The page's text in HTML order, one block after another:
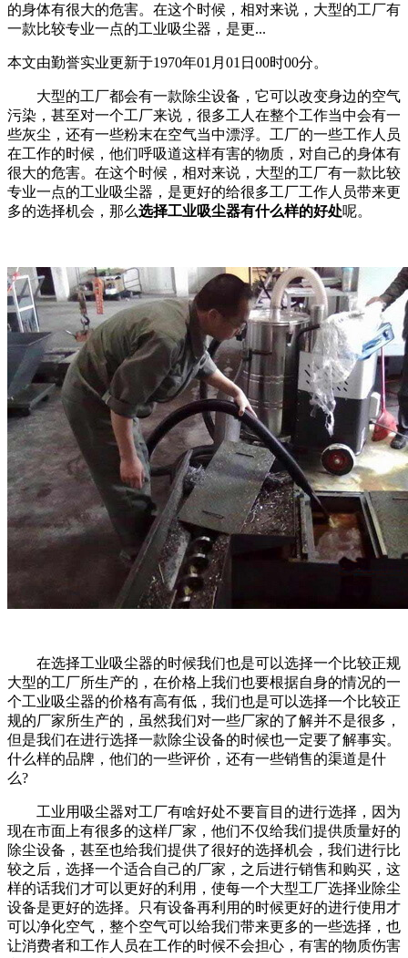
的身体有很大的危害。在这个时候，相对来说，大型的工厂有
一款比较专业一点的工业吸尘器，是更...
本文由勤誉实业更新于1970年01月01日00时00分。
大型的工厂都会有一款除尘设备，它可以改变身边的空气
污染，甚至对一个工厂来说，很多工人在整个工作当中会有一
些灰尘，还有一些粉末在空气当中漂浮。工厂的一些工作人员
在工作的时候，他们呼吸道这样有害的物质，对自己的身体有
很大的危害。在这个时候，相对来说，大型的工厂有一款比较
专业一点的工业吸尘器，是更好的给很多工厂工作人员带来更
多的选择机会，那么选择工业吸尘器有什么样的好处呢。
在选择工业吸尘器的时候我们也是可以选择一个比较正规
大型的工厂所生产的，在价格上我们也要根据自身的情况的一
个工业吸尘器的价格有高有低，我们也是可以选择一个比较正
规的厂家所生产的，虽然我们对一些厂家的了解并不是很多，
但是我们在进行选择一款除尘设备的时候也一定要了解事实。
什么样的品牌，他们的一些评价，还有一些销售的渠道是什
么?
工业用吸尘器对工厂有啥好处不要盲目的进行选择，因为
现在市面上有很多的这样厂家，他们不仅给我们提供质量好的
除尘设备，甚至也给我们提供了很好的选择机会，我们进行比
较之后，选择一个适合自己的厂家，之后进行销售和购买，这
样的话我们才可以更好的利用，使每一个大型工厂选择业除尘
设备是更好的选择。只有设备再利用的时候更好的进行使用才
可以净化空气，整个空气可以给我们带来更多的一些选择，也
让消费者和工作人员在工作的时候不会担心，有害的物质伤害